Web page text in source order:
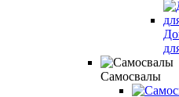
Самосвалы